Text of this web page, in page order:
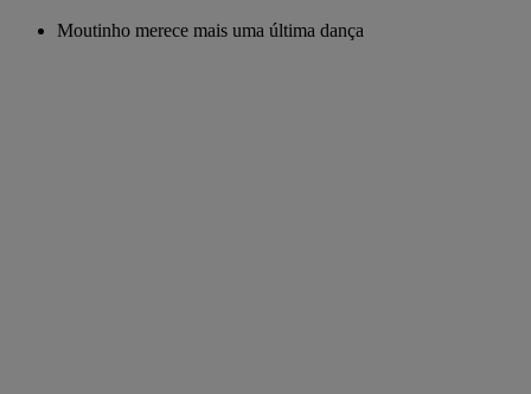
Moutinho merece mais uma última dança